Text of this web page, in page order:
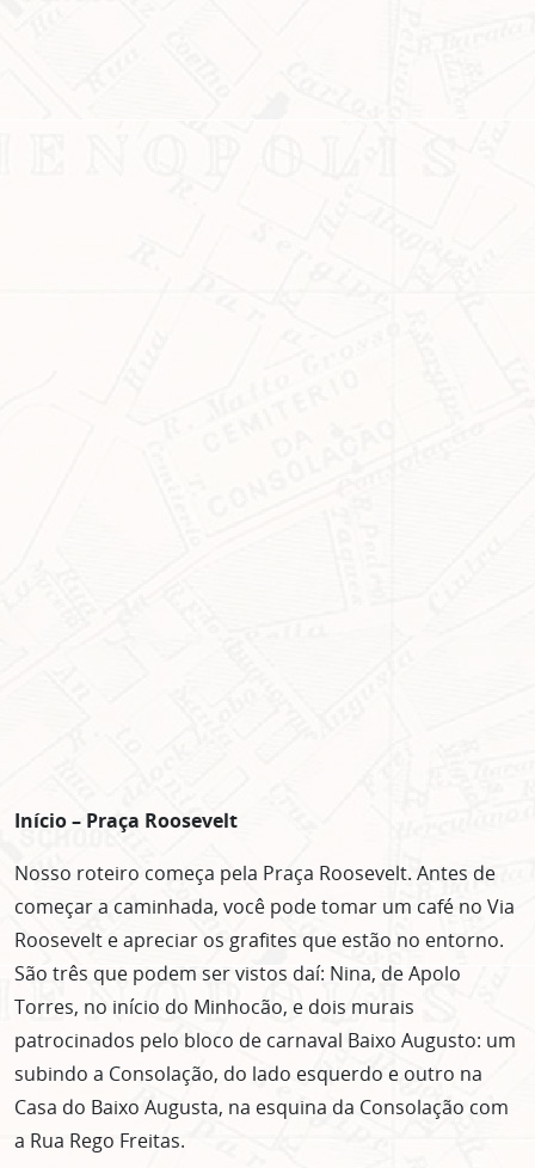
Início – Praça Roosevelt
Nosso roteiro começa pela Praça Roosevelt. Antes de
começar a caminhada, você pode tomar um café no Via
Roosevelt e apreciar os grafites que estão no entorno.
São três que podem ser vistos daí: Nina, de Apolo
Torres, no início do Minhocão, e dois murais
patrocinados pelo bloco de carnaval Baixo Augusto: um
subindo a Consolação, do lado esquerdo e outro na
Casa do Baixo Augusta, na esquina da Consolação com
a Rua Rego Freitas.